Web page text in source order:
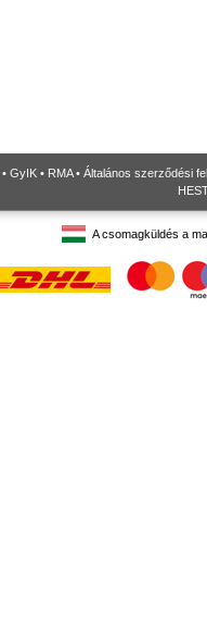
• GyIK • RMA• Általános szerződési
A csomagküldés a